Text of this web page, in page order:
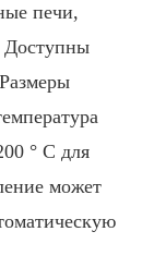
печи,
Доступны
° C для
может